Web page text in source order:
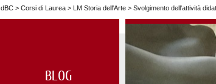
dBC > Corsi di Laurea > LM Storia dell'Arte > Svolgimento dell'attività
BLOG